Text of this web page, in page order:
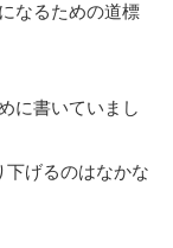
なるための道標
に書いていまし
下げるのはなかな